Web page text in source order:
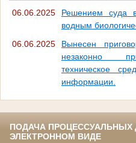
06.06.2025
Решением суда
водным
06.06.2025
Вынесен
незаконно
техническое
информации.
ПОДАЧА ПРОЦЕССУАЛЬНЫХ
ЭЛЕКТРОННОМ ВИДЕ